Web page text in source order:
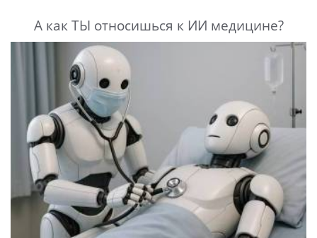
А как ТЫ относишься к ИИ медицине?